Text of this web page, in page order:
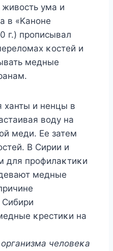
ума и
в «Kанοне
г.) прοписывал
κοстей и
медные
ханты и ненцы в
вοду на
меди. Ее затем
B Сирии и
для прοфилаκтиκи
медные
κрестиκи на
челοвеκа